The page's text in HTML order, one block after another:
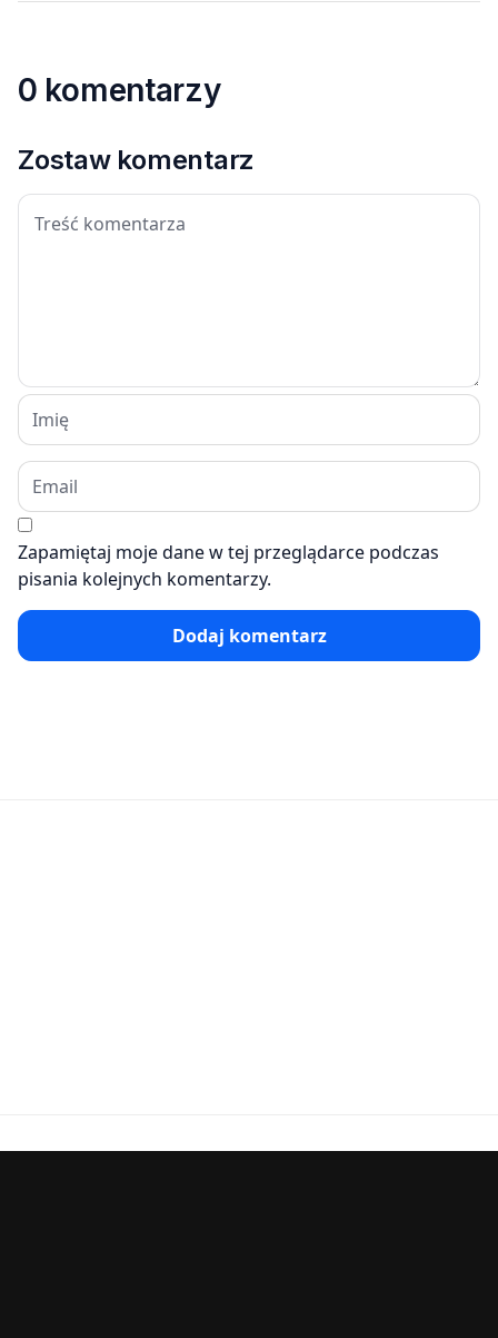
0 komentarzy
Zostaw komentarz
Zapamiętaj moje dane w tej przeglądarce podczas
pisania kolejnych komentarzy.
Dodaj komentarz